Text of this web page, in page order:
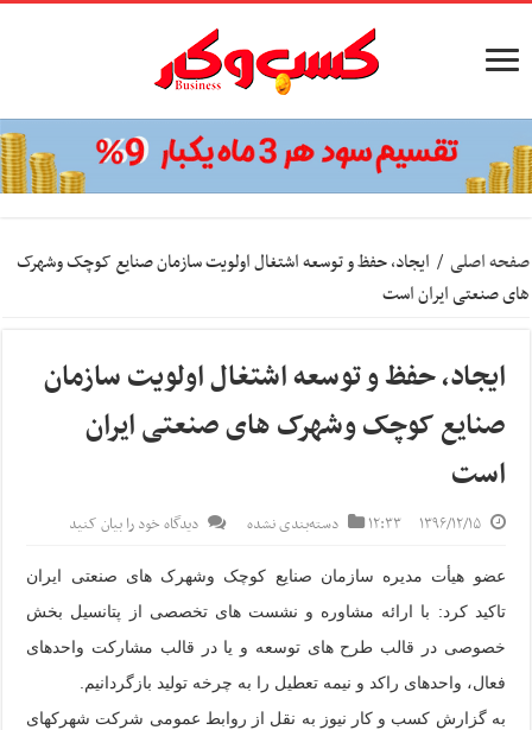
صفحه اصلی / ایجاد، حفظ و توسعه اشتغال اولویت سازمان صنایع کوچک وشهرک
های صنعتی ایران است
ایجاد، حفظ و توسعه اشتغال اولویت سازمان
صنایع کوچک وشهرک های صنعتی ایران
است
۱۳۹۶/۱۲/۱۵ ۱۲:۳۳ دسته‌بندی نشده دیدگاه خود را بیان کنید
عضو هیأت مدیره سازمان صنایع کوچک وشهرک های صنعتی ایران
تاکید کرد: با ارائه مشاوره و نشست های تخصصی از پتانسیل بخش
خصوصی در قالب طرح های توسعه و یا در قالب مشارکت واحدهای
فعال، واحدهای راکد و نیمه تعطیل را به چرخه تولید بازگردانیم.
به گزارش کسب و کار نیوز به نقل از روابط عمومی شرکت شهرکهای